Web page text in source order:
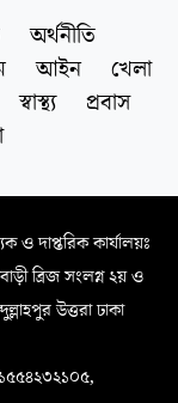
অর্থনীতি
আইন
খেলা
স্বাস্থ্য
প্রবাস
ও দাপ্তরিক কার্যালয়ঃ
ব্রিজ সংলগ্ন ২য় ও
উত্তরা ঢাকা